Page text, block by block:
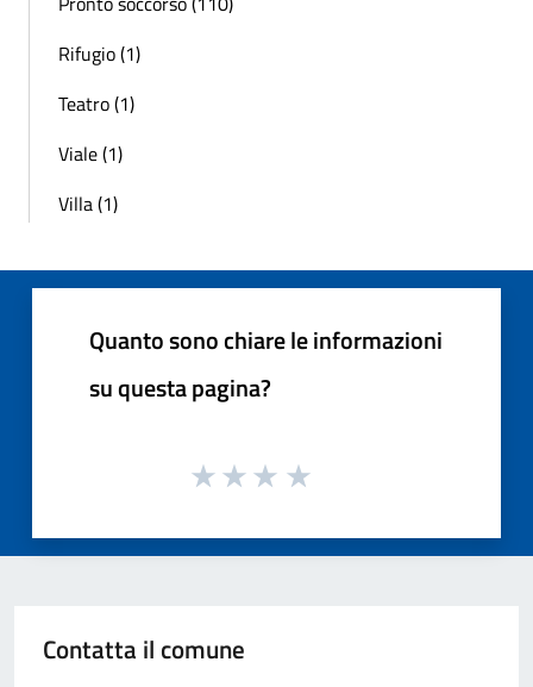
Rifugio (1)
Teatro (1)
Viale (1)
Villa (1)
Quanto sono chiare le informazioni
su questa pagina?
Contatta il comune